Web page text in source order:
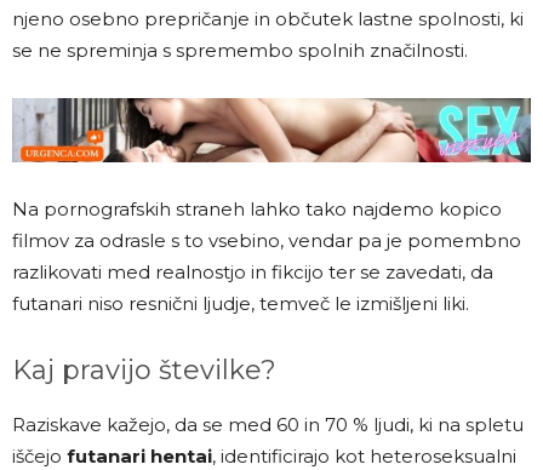
njeno osebno prepričanje in občutek lastne spolnosti, ki
se ne spreminja s spremembo spolnih značilnosti.
Na pornografskih straneh lahko tako najdemo kopico
filmov za odrasle s to vsebino, vendar pa je pomembno
razlikovati med realnostjo in fikcijo ter se zavedati, da
futanari niso resnični ljudje, temveč le izmišljeni liki.
Kaj pravijo številke?
Raziskave kažejo, da se med 60 in 70 % ljudi, ki na spletu
iščejo futanari hentai, identificirajo kot heteroseksualni